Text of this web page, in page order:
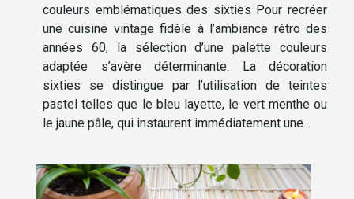
couleurs emblématiques des sixties Pour recréer
une cuisine vintage fidèle à l’ambiance rétro des
années 60, la sélection d’une palette couleurs
adaptée s’avère déterminante. La décoration
sixties se distingue par l’utilisation de teintes
pastel telles que le bleu layette, le vert menthe ou
le jaune pâle, qui instaurent immédiatement une...